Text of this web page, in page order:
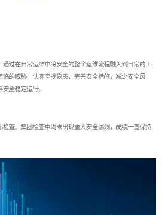
过在日常运维中将安全的整个运维流程融入到日常的工
的威胁，认真查找隐患，完善安全措施，减少安全风
全稳定运行。
查、集团检查中均未出现重大安全漏洞，成绩一直保持